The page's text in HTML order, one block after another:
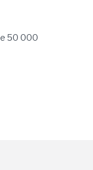
50 000